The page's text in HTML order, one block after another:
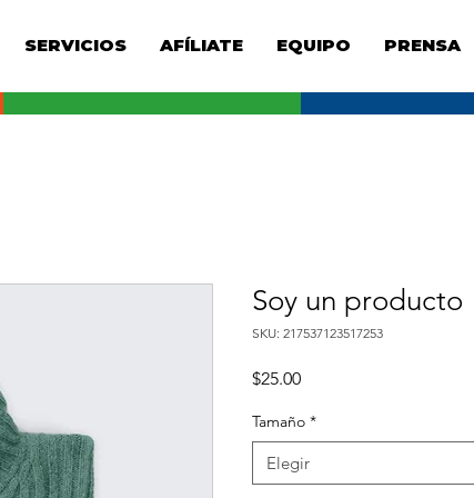
SERVICIOS AFÍLIATE EQUIPO PRENSA
Soy un producto
SKU: 217537123517253
$25.00Precio
Tamaño *
Elegir